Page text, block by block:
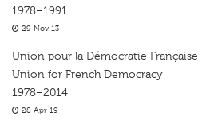
1978–1991
29 Nov 13
Union pour la Démocratie Française
Union for French Democracy
1978–2014
28 Apr 19